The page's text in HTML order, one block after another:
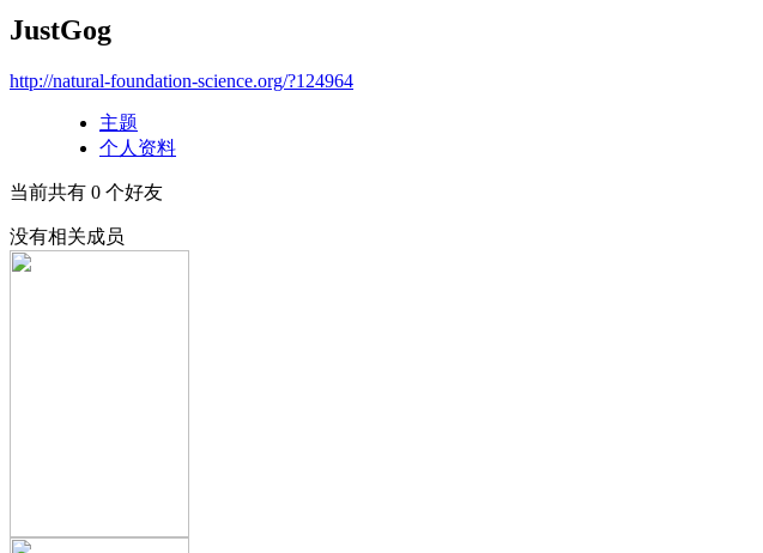
JustGog
http://natural-foundation-science.org/?124964
主题
个人资料
当前共有 0 个好友
没有相关成员